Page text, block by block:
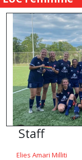
Staff
Elies Amari Milliti